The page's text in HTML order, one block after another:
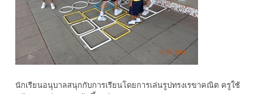
นักเรียนอนุบาลสนุกกับการเรียนโดยการเล่นรูปทรงเรขาคณิต ครูใช้